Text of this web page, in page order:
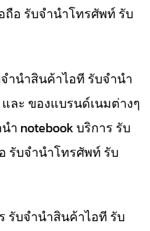
อ รับจำนำโทรศัพท์ รับ
ำนำสินค้าไอที รับจำนำ
ละ ของแบรนด์เนมต่างๆ
ำ notebook บริการ รับ
รับจำนำโทรศัพท์ รับ
รับจำนำสินค้าไอที รับ